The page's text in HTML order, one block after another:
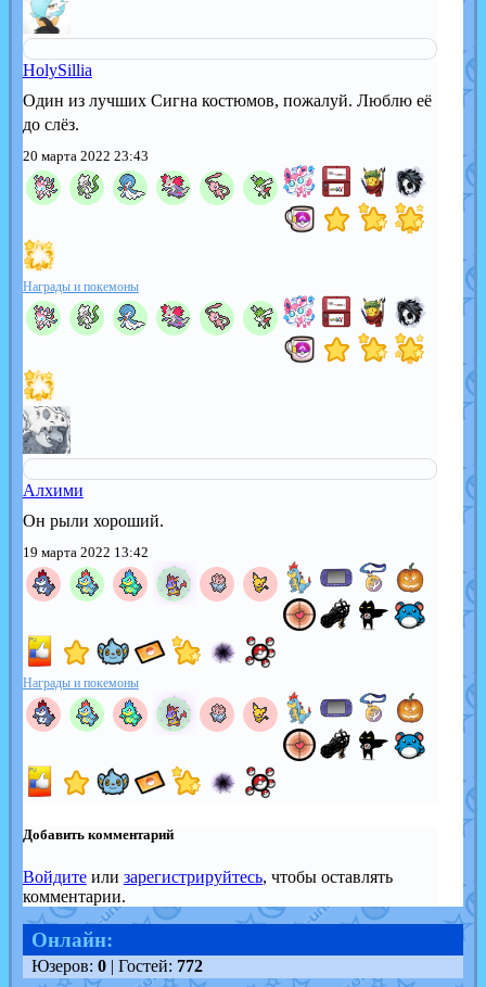
HolySillia
Один из лучших Сигна костюмов, пожалуй. Люблю её
до слёз.
20 марта 2022 23:43
Награды и покемоны
Алхими
Он рыли хороший.
19 марта 2022 13:42
Награды и покемоны
Добавить комментарий
Войдитеили зарегистрируйтесь, чтобы оставлять
комментарии.
Онлайн:
Юзеров: 0| Гостей: 772